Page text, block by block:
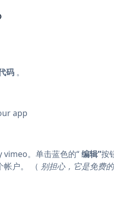
码 。
app
vimeo。单击蓝色的“编辑”按
帐户。 （ 别担心，它是免费的